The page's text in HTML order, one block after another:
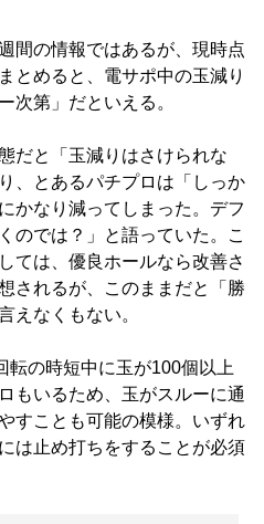
間の情報ではあるが、現時点
とめると、電サポ中の玉減り
次第」だといえる。
だと「玉減りはさけられな
、とあるパチプロは「しっか
かなり減ってしまった。デフ
のでは？」と語っていた。こ
ては、優良ホールなら改善さ
されるが、このままだと「勝
えなくもない。
の時短中に玉が100個以上
もいるため、玉がスルーに通
すことも可能の模様。いずれ
は止め打ちをすることが必須